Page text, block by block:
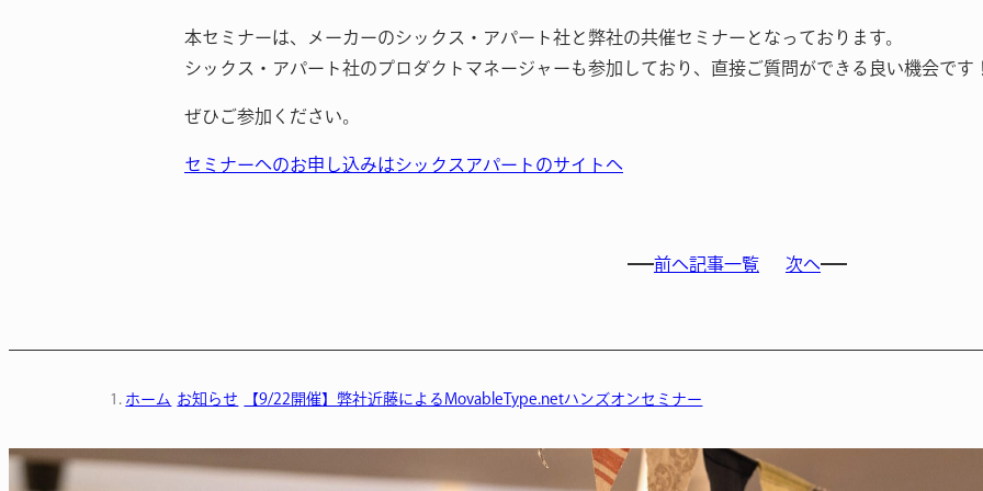
本セミナーは、メーカーのシックス・アパート社と弊社の共催セミナーとなっております。
シックス・アパート社のプロダクトマネージャーも参加しており、直接ご質問ができる良い機会です
ぜひご参加ください。
セミナーへのお申し込みはシックスアパートのサイトへ
前へ記事一覧 次へ
ホーム お知らせ 【9/22開催】弊社近藤によるMovableType.netハンズオンセミナー